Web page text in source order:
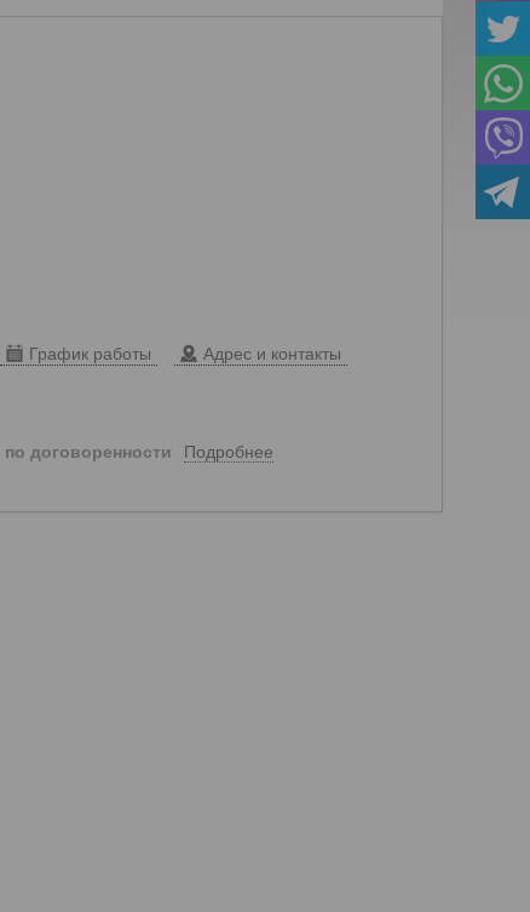
График работы Адрес и контакты
по договоренности Подробнее